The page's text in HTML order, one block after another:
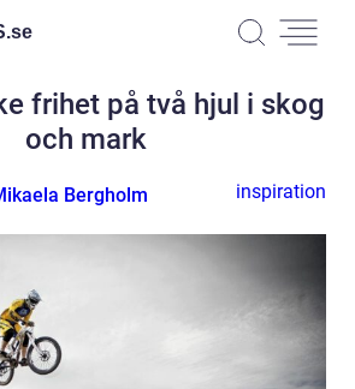
se
frihet på två hjul i skog
och mark
Bergholm inspiration